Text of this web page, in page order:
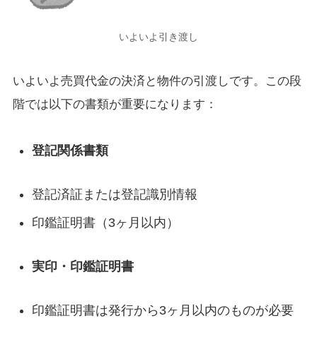
いよいよ引き渡し
いよいよ売買代金の決済と物件の引渡しです。この段
階では以下の書類が重要になります：
登記関係書類
登記済証または登記識別情報
印鑑証明書（3ヶ月以内）
実印・印鑑証明書
印鑑証明書は発行から3ヶ月以内のものが必要